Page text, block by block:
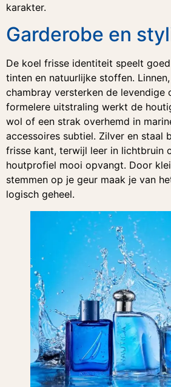
karakter.
Garderobe en
De koel frisse identiteit speelt
tinten en natuurlijke stoffen.
chambray versterken de levendige
formelere uitstraling werkt de
wol of een strak overhemd in
accessoires subtiel. Zilver en staal
frisse kant, terwijl leer in lichtbruin
houtprofiel mooi opvangt. Door
stemmen op je geur maak je van
logisch geheel.